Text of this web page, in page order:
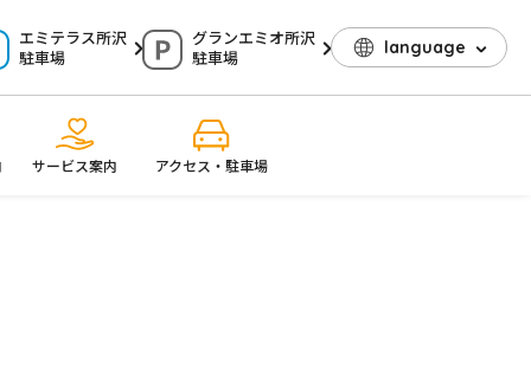
エミテラス所沢
駐車場
グランエミオ所沢
駐車場
language
サービス案内 アクセス・駐車場